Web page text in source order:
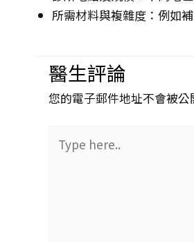
所需材料與複雜度：例如
醫生評論
您的電子郵件地址不會被
here..